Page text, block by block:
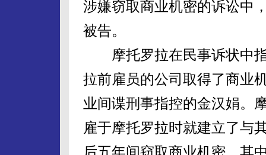
涉嫌窃取商业机密的诉讼中
被告。
摩托罗拉在民事诉状中指
拉前雇员的公司取得了商业
业间谍刑事指控的金汉娟。
雇于摩托罗拉时就建立了与
后五年间窃取商业机密，其